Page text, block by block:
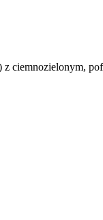
ciemnozielonym,